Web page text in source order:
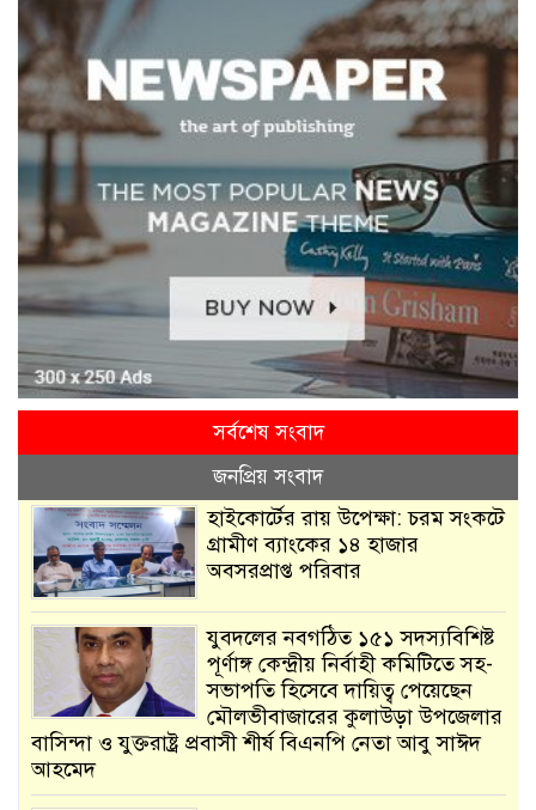
সর্বশেষ সংবাদ
জনপ্রিয় সংবাদ
হাইকোর্টের রায় উপেক্ষা: চরম সংকটে
গ্রামীণ ব্যাংকের ১৪ হাজার
অবসরপ্রাপ্ত পরিবার
যুবদলের নবগঠিত ১৫১ সদস্যবিশিষ্ট
পূর্ণাঙ্গ কেন্দ্রীয় নির্বাহী কমিটিতে সহ-
সভাপতি হিসেবে দায়িত্ব পেয়েছেন
মৌলভীবাজারের কুলাউড়া উপজেলার
বাসিন্দা ও যুক্তরাষ্ট্র প্রবাসী শীর্ষ বিএনপি নেতা আবু সাঈদ
আহমেদ